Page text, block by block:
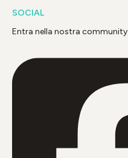
SOCIAL
Entra nella nostra community